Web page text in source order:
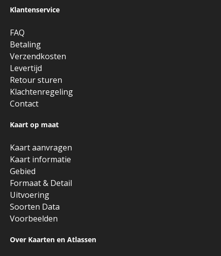
Klantenservice
FAQ
Betaling
Verzendkosten
Levertijd
Retour sturen
Klachtenregeling
Contact
Kaart op maat
Kaart aanvragen
Kaart informatie
Gebied
Formaat & Detail
Uitvoering
Soorten Data
Voorbeelden
Over Kaarten en Atlassen